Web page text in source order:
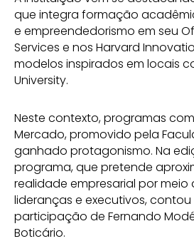
que integra formação
e empreendedorismo em seu
Services e nos Harvard
modelos inspirados em locais
University.
Neste contexto, programas
Mercado, promovido pela
ganhado protagonismo. Na
programa, que pretende
realidade empresarial por
lideranças e executivos,
participação de Fernando
Boticário.